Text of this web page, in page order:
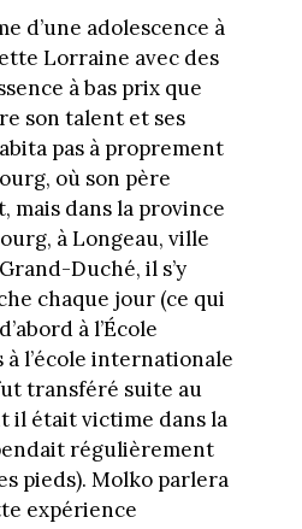
d’une adolescence à
Lorraine avec des
à bas prix que
son talent et ses
pas à proprement
où son père
mais dans la province
à Longeau, ville
Duché, il s’y
chaque jour (ce qui
à l’École
l’école internationale
transféré suite au
il était victime dans la
régulièrement
pieds). Molko parlera
expérience